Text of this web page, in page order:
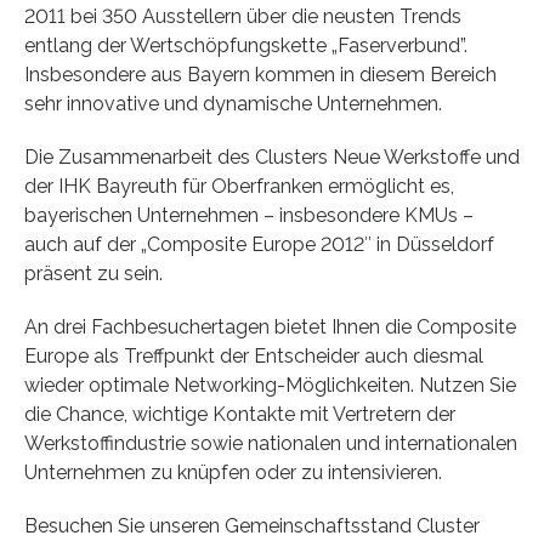
2011 bei 350 Ausstellern über die neusten Trends
entlang der Wertschöpfungskette „Faserverbund”.
Insbesondere aus Bayern kommen in diesem Bereich
sehr innovative und dynamische Unternehmen.
Die Zusammenarbeit des Clusters Neue Werkstoffe und
der IHK Bayreuth für Oberfranken ermöglicht es,
bayerischen Unternehmen – insbesondere KMUs –
auch auf der „Composite Europe 2012″ in Düsseldorf
präsent zu sein.
An drei Fachbesuchertagen bietet Ihnen die Composite
Europe als Treffpunkt der Entscheider auch diesmal
wieder optimale Networking-Möglichkeiten. Nutzen Sie
die Chance, wichtige Kontakte mit Vertretern der
Werkstoffindustrie sowie nationalen und internationalen
Unternehmen zu knüpfen oder zu intensivieren.
Besuchen Sie unseren Gemeinschaftsstand Cluster